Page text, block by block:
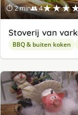
⏱ 2 min👥 4
Stoverij van
BBQ & buiten koken